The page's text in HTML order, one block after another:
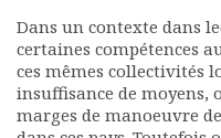
Dans un contexte dans
certaines compétences
ces mêmes collectivités
insuffisance de moyens,
marges de manoeuvre